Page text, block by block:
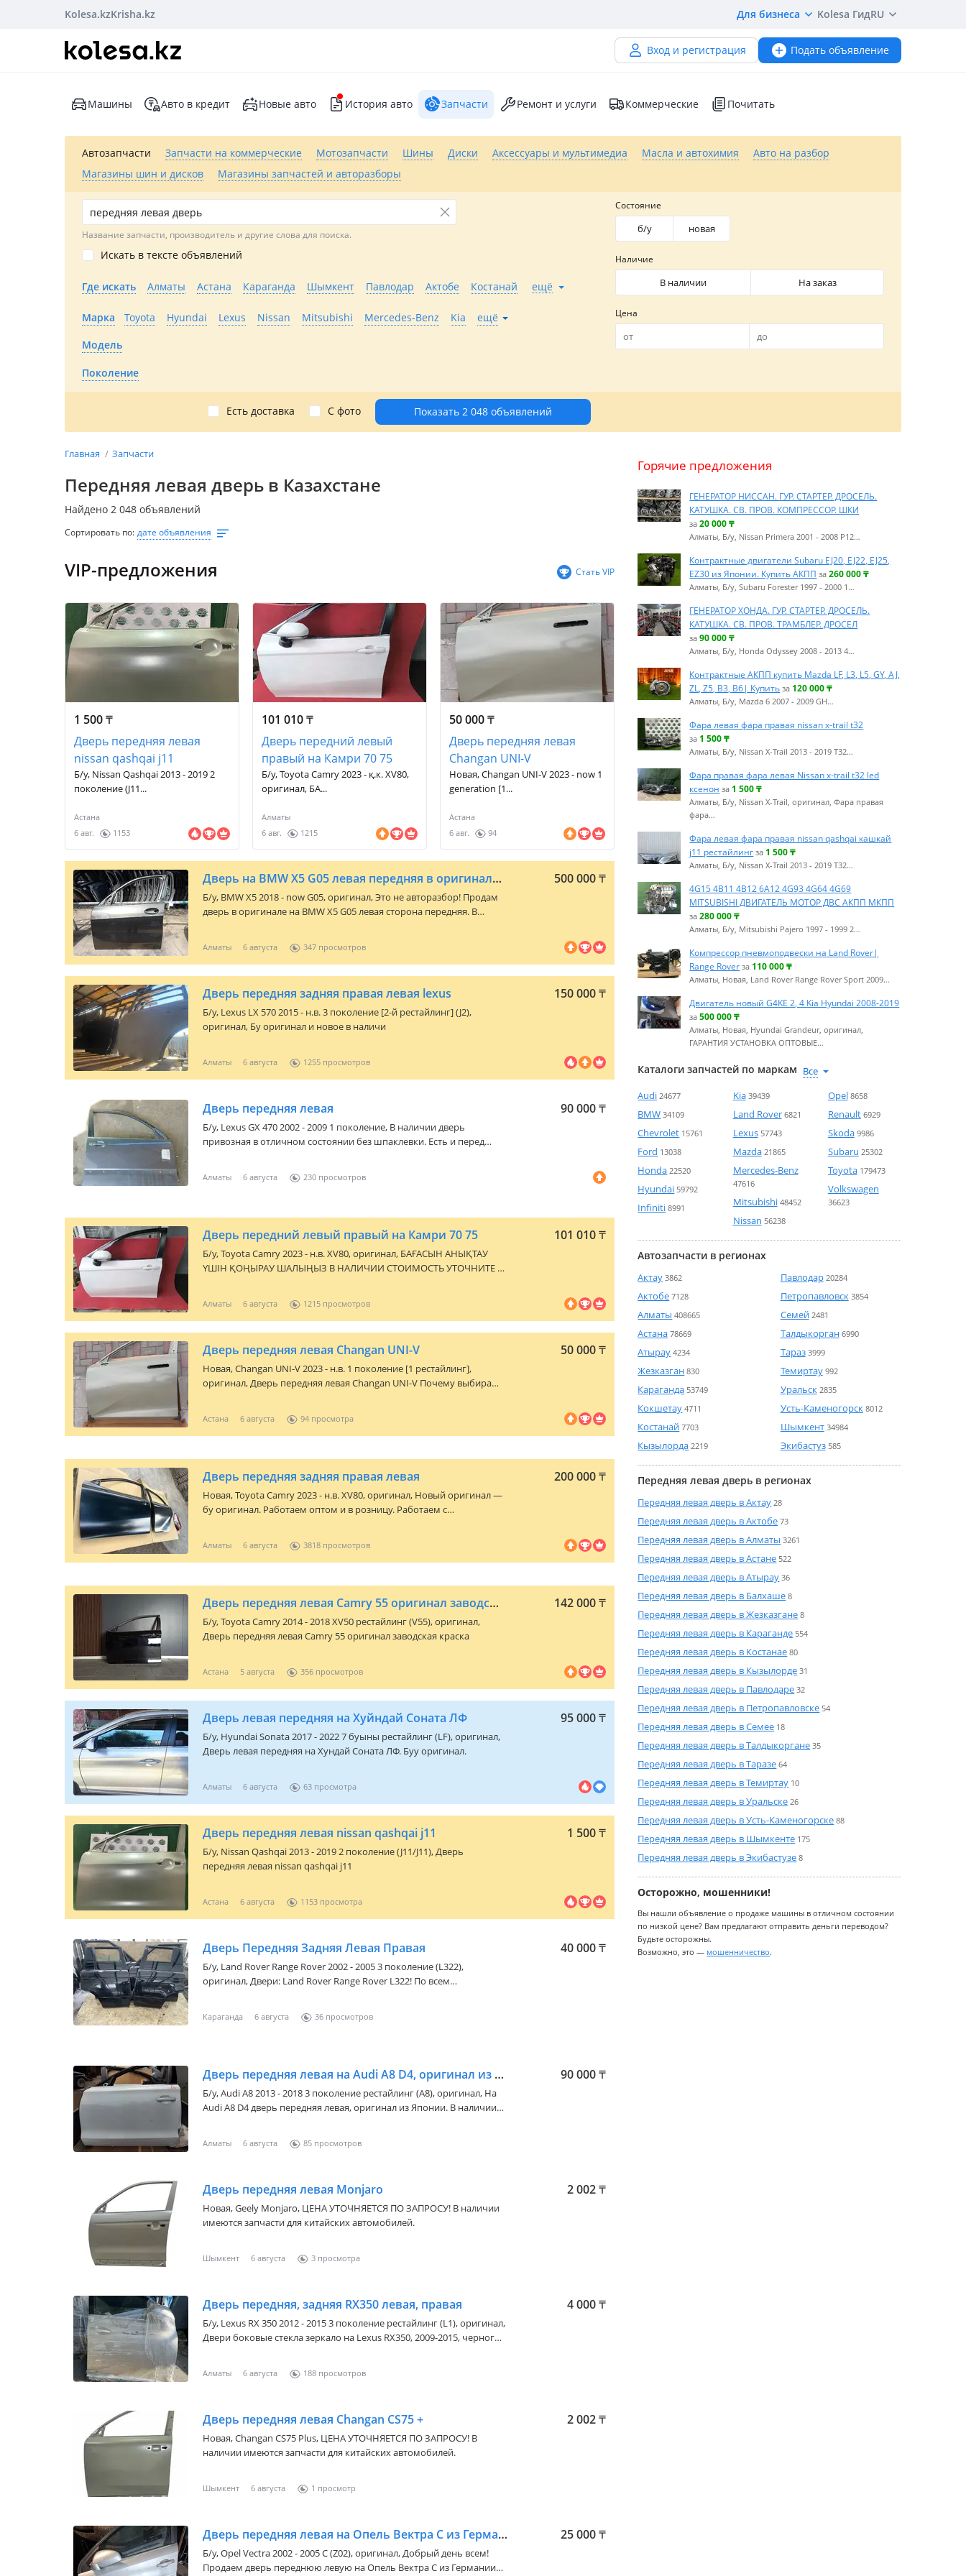
Kolesa.kzKrisha.kz Для бизнеса Kolesa ГидRU
Вход и регистрация Подать объявление
Машины Авто в кредит Новые авто История авто Запчасти Ремонт и услуги Коммерческие Почитать
Автозапчасти Запчасти на коммерческие Мотозапчасти Шины Диски Аксессуары и мультимедиа Масла и автохимия
Авто на разбор
Магазины шин и дисков
Магазины запчастей и авторазборы
Название запчасти, производитель и другие слова для поиска.
Искать в тексте объявлений
Где искать Алматы Астана Караганда Шымкент Павлодар Актобе Костанай ещё
Марка Toyota Hyundai Lexus Nissan Mitsubishi Mercedes-Benz Kia ещё
Модель
Поколение
Состояние
б/y новая
Наличие
В наличии На заказ
Цена
Показать 2 048 объявлений
Есть доставка С фото
Главная Запчасти
Передняя левая дверь в Казахстане
Найдено 2 048 объявлений
Сортировать по: дате объявления
VIP-предложения Стать VIP
1 500₸
Дверь передняя левая
nissan qashqai j11
Б/у, Nissan Qashqai 2013 - 2019 2
поколение (J11...
Астана
6 авг.
1153
101 010₸
Дверь передний левый
правый на Камри 70 75
Б/у, Toyota Camry 2023 - қ.к. XV80,
оригинал, БА...
Алматы
6 авг.
1215
50 000₸
Дверь передняя левая
Changan UNI-V
Новая, Changan UNI-V 2023 - now 1
generation [1...
Астана
6 авг.
94
Дверь на BMW Х5 G05 левая передняя в оригинале. Это 500 000₸
Б/y, BMW X5 2018 - now G05, оригинал, Это не авторазбор! Продам
дверь в оригинале на BMW X5 G05 левая сторона передняя. В
Алматы 6 августа 347
Дверь передняя задняя правая левая lexus 150 000₸
Б/y, Lexus LX 570 2015 - н.в. 3 поколение [2-й рестайлинг] (J2),
оригинал, Бу оригинал и новое в наличи
Алматы 6 августа 1255
Дверь передняя левая 90 000₸
Б/y, Lexus GX 470 2002 - 2009 1 поколение, В наличии дверь
привозная в отличном состоянии без шпаклевки. Есть и перед
Алматы 6 августа 230
Дверь передний левый правый на Камри 70 75 101 010₸
Б/y,Toyota Camry 2023 - н.в. XV80, оригинал, БАҒАСЫН АНЫҚТАУ
ҮШІН ҚОҢЫРАУ ШАЛЫҢЫЗ В НАЛИЧИИ СТОИМОСТЬ УТОЧНИТЕ В
передний левый правый на камри 70/75 Дверь передний левый
правый на камри 70/75 Двери на CAMRY 70/75 Замок стекло ручка
Алматы 6 августа 1215
Дверь передняя левая Changan UNI-V 50 000₸
Новая, Changan UNI-V 2023 - н.в. 1 поколение [1 рестайлинг],
оригинал, Дверь передняя левая Changan UNI-V Почему выбирают
Казахстану — Быстрая работа, фото и видео перед отправкой —
Честные цены, без лишних
Астана 6 августа 94
Дверь передняя задняя правая левая 200 000₸
Новая,Toyota Camry 2023 - н.в. XV80, оригинал, Новый оригинал —
бу оригинал. Работаем оптом и в розницу. Работаем с
оригинале на весь модельный ряд Тойота Лексус. Переделки
кузова на рестайлинг. Отправки в регионы РК Доставка по городу.
Алматы 6 августа 3818
Дверь передняя левая Camry 55 оригинал заводская краска 142 000₸
Б/y,Toyota Camry 2014 - 2018 XV50 рестайлинг (V55), оригинал,
Дверь передняя левая Camry 55 оригинал заводская краска
Астана 5 августа 356
Дверь левая передняя на Хуйндай Соната ЛФ 95 000₸
Б/y, Hyundai Sonata 2017 - 2022 7 буыны рестайлинг (LF), оригинал,
Дверь левая передняя на Хундай Соната ЛФ. Буу оригинал.
Алматы 6 августа 63
Дверь передняя левая nissan qashqai j11 1 500₸
Б/y, Nissan Qashqai 2013 - 2019 2 поколение (J11/J11), Дверь
передняя левая nissan qashqai j11
Астана 6 августа 1153
Дверь Передняя Задняя Левая Правая 40 000₸
Б/y, Land Rover Range Rover 2002 - 2005 3 поколение (L322),
оригинал, Двери: Land Rover Range Rover L322! По всем
Караганда 6 августа 36
Дверь передняя левая на Audi A8 D4, оригинал из Японии 90 000₸
Б/y,Audi A8 2013 - 2018 3 поколение рестайлинг (A8), оригинал, На
Audi A8 D4 дверь передняя левая, оригинал из Японии. В наличии
Алматы 6 августа 85
Дверь передняя левая Monjaro 2 002₸
Новая,Geely Monjaro, ЦЕНА УТОЧНЯЕТСЯ ПО ЗАПРОСУ! В наличии
имеются запчасти для китайских автомобилей.
Шымкент 6 августа 3
Дверь передняя, задняя RX350 левая, правая 4 000₸
Б/y, Lexus RX 350 2012 - 2015 3 поколение рестайлинг (L1), оригинал,
Двери боковые стекла зеркало на Lexus RX350, 2009-2015, черного
Алматы 6 августа 188
Дверь передняя левая Changan CS75 + 2 002₸
Новая,Changan CS75 Plus, ЦЕНА УТОЧНЯЕТСЯ ПО ЗАПРОСУ! В
наличии имеются запчасти для китайских автомобилей.
Шымкент 6 августа 1
Дверь передняя левая на Опель Вектра С из Германии 25 000₸
Б/y,Opel Vectra 2002 - 2005 C (Z02), оригинал, Добрый день всем!
Продаем дверь переднюю левую на Опель Вектра С из Германии.
Горячие предложения
ГЕНЕРАТОР НИССАН. ГУР. СТАРТЕР. ДРОСЕЛЬ.
КАТУШКА. СВ. ПРОВ. КОМПРЕССОР. ШКИ
за20 000₸
Алматы, Б/у, Nissan Primera 2001 - 2008 P12…
Контрактные двигатели Subaru EJ20, EJ22, EJ25,
EZ30 из Японии. Купить АКПП за260 000₸
Алматы, Б/у, Subaru Forester 1997 - 2000 1…
ГЕНЕРАТОР ХОНДА. ГУР. СТАРТЕР. ДРОСЕЛЬ.
КАТУШКА. СВ. ПРОВ. ТРАМБЛЕР. ДРОСЕЛ
за90 000₸
Алматы, Б/у, Honda Odyssey 2008 - 2013 4…
Контрактные АКПП купить Mazda LF, L3, L5, GY, AJ,
ZL, Z5, B3, B6| Купить за 120 000₸
Алматы, Б/у, Mazda 6 2007 - 2009 GH…
Фара левая фара правая nissan x-trail t32
за 1 500₸
Алматы, Б/у, Nissan X-Trail 2013 - 2019 T32…
Фара правая фара левая Nissan x-trail t32 led
ксенон за 1 500₸
Алматы, Б/у, Nissan X-Trail, оригинал, Фара правая
фара…
Фара левая фара правая nissan qashqai кашкай
j11 рестайлинг за 1 500₸
Алматы, Б/у, Nissan X-Trail 2013 - 2019 T32…
4G15 4B11 4B12 6A12 4G93 4G64 4G69
MITSUBISHI ДВИГАТЕЛЬ МОТОР ДВС АКПП МКПП
за280 000₸
Алматы, Б/у, Mitsubishi Pajero 1997 - 1999 2…
Компрессор пневмоподвески на Land Rover|
Range Rover за 110 000₸
Алматы, Новая, Land Rover Range Rover Sport 2009…
Двигатель новый G4KE 2, 4 Kia Hyundai 2008-2019
за500 000₸
Алматы, Новая, Hyundai Grandeur, оригинал,
ГАРАНТИЯ УСТАНОВКА ОПТОВЫЕ…
Каталоги запчастей по маркам
Audi 24677
BMW 34109
Chevrolet 15761
Ford 13038
Honda 22520
Hyundai 59792
Infiniti 8991
Kia 39439
Land Rover 6821
Lexus 57743
Mazda 21865
Mercedes-Benz
47616
Mitsubishi 48452
Nissan 56238
Opel 8658
Renault 6929
Skoda 9986
Subaru 25302
Toyota 179473
Volkswagen
36623
Автозапчасти в регионах
Актау 3862
Актобе 7128
Алматы 408665
Астана 78669
Атырау 4234
Жезказган 830
Караганда 53749
Кокшетау 4711
Костанай 7703
Кызылорда 2219
Павлодар 20284
Петропавловск 3854
Семей 2481
Талдыкорган 6990
Тараз 3999
Темиртау 992
Уральск 2835
Усть-Каменогорск 8012
Шымкент 34984
Экибастуз 585
Передняя левая дверь в регионах
Передняя левая дверь в Актау 28
Передняя левая дверь в Актобе 73
Передняя левая дверь в Алматы 3261
Передняя левая дверь в Астане 522
Передняя левая дверь в Атырау 36
Передняя левая дверь в Балхаше 8
Передняя левая дверь в Жезказгане 8
Передняя левая дверь в Караганде 554
Передняя левая дверь в Костанае 80
Передняя левая дверь в Кызылорде 31
Передняя левая дверь в Павлодаре 32
Передняя левая дверь в Петропавловске 54
Передняя левая дверь в Семее 18
Передняя левая дверь в Талдыкоргане 35
Передняя левая дверь в Таразе 64
Передняя левая дверь в Темиртау 10
Передняя левая дверь в Уральске 26
Передняя левая дверь в Усть-Каменогорске 88
Передняя левая дверь в Шымкенте 175
Передняя левая дверь в Экибастузе 8
Осторожно, мошенники!
Вы нашли объявление о продаже машины в отличном состоянии
по низкой цене? Вам предлагают отправить деньги переводом?
Будьте осторожны.
Возможно, это — мошенничество.